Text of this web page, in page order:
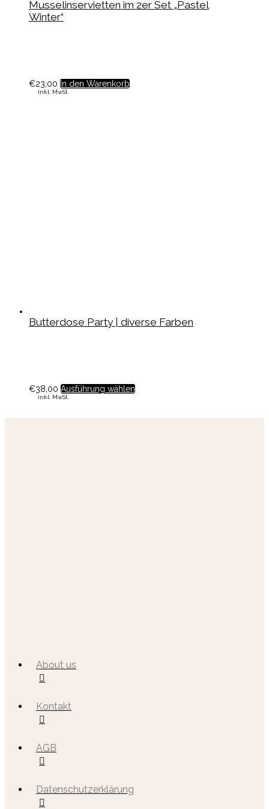
Musselinservietten im 2er Set „Pastel
Winter“
€23,00 In den Warenkorb
inkl. MwSt.
Butterdose Party | diverse Farben
€38,00 Ausführung wählen
inkl. MwSt.
About us
Kontakt
AGB
Datenschutzerklärung